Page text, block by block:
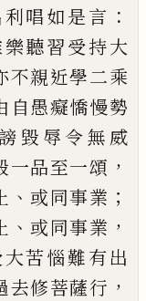
唱如是言 ：
樂聽習受持大
不親近學二乘
自愚癡憍慢勢
毀辱令無威
一品至一頌 ，
、 或同事業 ；
、 或同事業 ，
苦惱難有出
去修菩薩行 ，